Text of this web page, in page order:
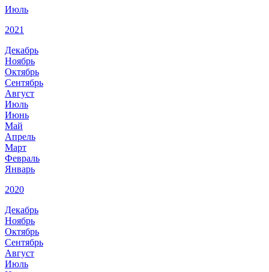
Июль
2021
Декабрь
Ноябрь
Октябрь
Сентябрь
Август
Июль
Июнь
Май
Апрель
Март
Февраль
Январь
2020
Декабрь
Ноябрь
Октябрь
Сентябрь
Август
Июль